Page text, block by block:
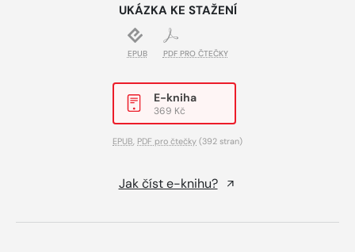
UKÁZKA KE STAŽENÍ
EPUB PDF PRO ČTEČKY
E-kniha
369 Kč
EPUB PDF pro čtečky (392 stran)
Jak číst e-knihu?